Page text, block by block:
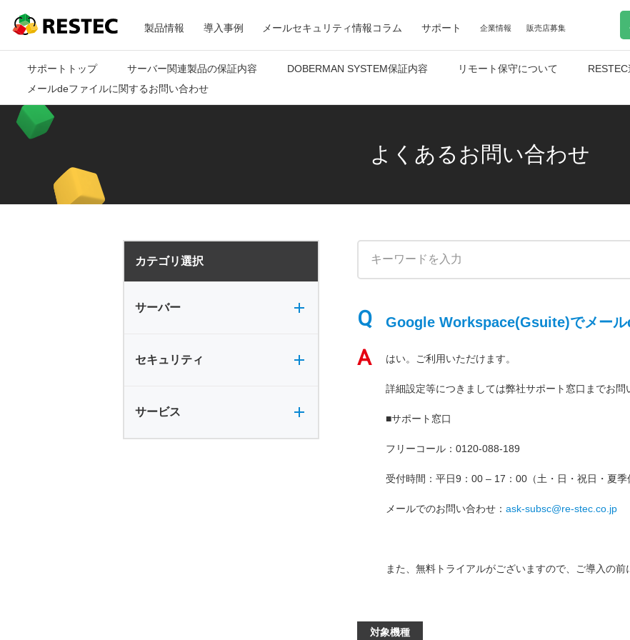
RESTEC
メ
ニ
製品情報 導入事例 メールセキュリティ情報コラム サポート 企業情報 販売店募集
サポートトップ サーバー関連製品の保証内容 DOBERMAN SYSTEM保証内容 リモート保守について
メールdeファイルに関するお問い合わせ
よくあるお問い合わせ
カテゴリ選択
サーバー
共有フォルダ
バックアップ
サーバー全般
セキュリティ
セキュリティ全般
サービス
サービス全般
Google Workspace(Gsuite)でメール
はい。ご利用いただけます。
詳細設定等につきましては弊社サポート窓口までお問
■サポート窓口
フリーコール：0120-088-189
受付時間：平日9：00 – 17：00（土・日・祝日・夏季
メールでのお問い合わせ： ask-subsc@re-stec.co.jp
また、無料トライアルがございますので、ご導入の前
対象機種